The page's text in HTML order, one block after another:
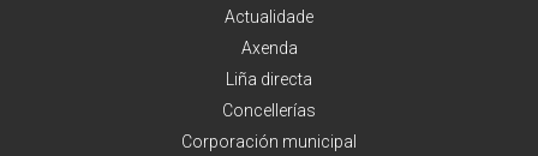
Actualidade
Axenda
Liña directa
Concellerías
Corporación municipal